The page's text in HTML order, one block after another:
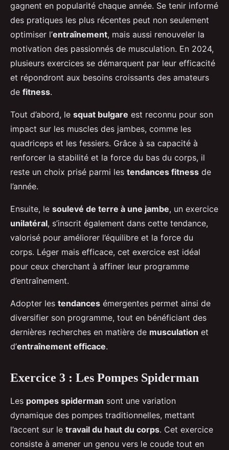
gagnent en popularité chaque année. Se tenir informé
des pratiques les plus récentes peut non seulement
optimiser l’entraînement, mais aussi renouveler la
motivation des passionnés de musculation. En 2024,
plusieurs exercices se démarquent par leur efficacité
et répondront aux besoins croissants des amateurs
de fitness.
Tout d’abord, le squat bulgare est reconnu pour son
impact sur les muscles des jambes, comme les
quadriceps et les fessiers. Grâce à sa capacité à
renforcer la stabilité et la force du bas du corps, il
reste un choix prisé parmi les tendances fitness de
l’année.
Ensuite, le soulevé de terre à une jambe, un exercice
unilatéral, s’inscrit également dans cette tendance,
valorisé pour améliorer l’équilibre et la force du
corps. Léger mais efficace, cet exercice est idéal
pour ceux cherchant à affiner leur programme
d’entraînement.
Adopter les tendances émergentes permet ainsi de
diversifier son programme, tout en bénéficiant des
dernières recherches en matière de musculation et
d’entraînement efficace.
Exercice 3 : Les Pompes Spiderman
Les pompes spiderman sont une variation
dynamique des pompes traditionnelles, mettant
l’accent sur le travail du haut du corps. Cet exercice
consiste à amener un genou vers le coude tout en